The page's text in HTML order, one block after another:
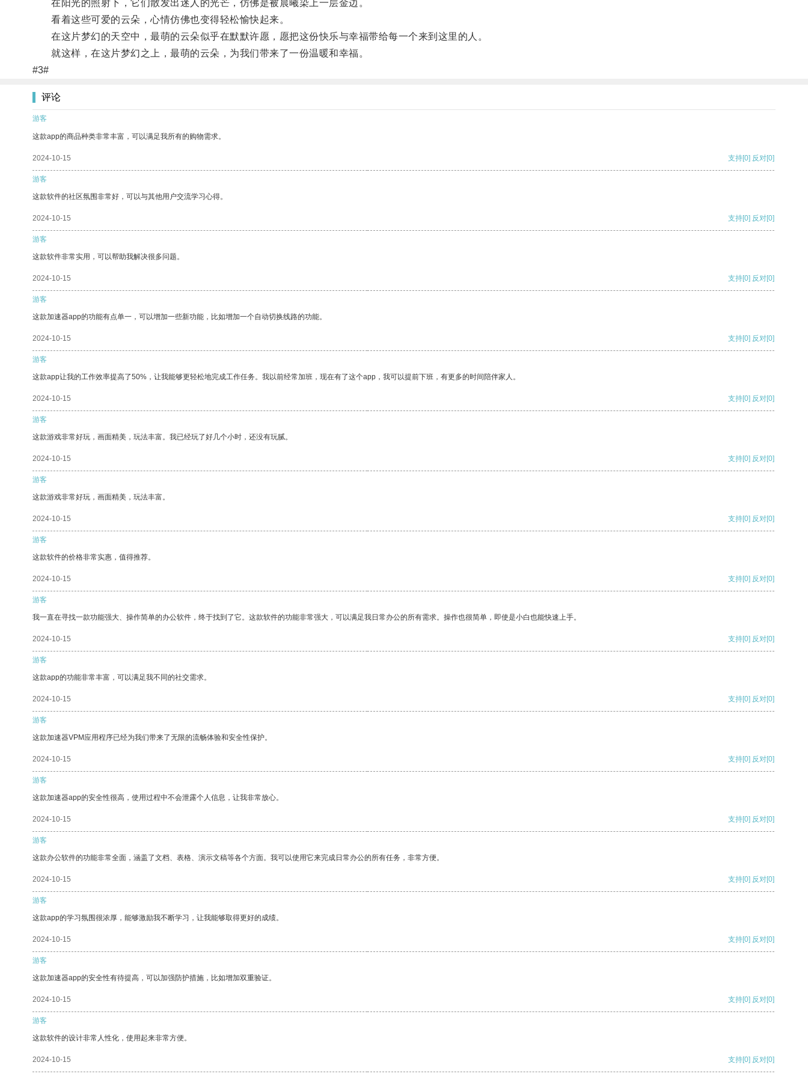
在阳光的照射下，它们散发出迷人的光芒，仿佛是被晨曦染上一层金边。
看着这些可爱的云朵，心情仿佛也变得轻松愉快起来。
在这片梦幻的天空中，最萌的云朵似乎在默默许愿，愿把这份快乐与幸福带给每一个来到这里的人。
就这样，在这片梦幻之上，最萌的云朵，为我们带来了一份温暖和幸福。
#3#
评论
游客
这款app的商品种类非常丰富，可以满足我所有的购物需求。
2024-10-15 支持[0] 反对[0]
游客
这款软件的社区氛围非常好，可以与其他用户交流学习心得。
2024-10-15 支持[0] 反对[0]
游客
这款软件非常实用，可以帮助我解决很多问题。
2024-10-15 支持[0] 反对[0]
游客
这款加速器app的功能有点单一，可以增加一些新功能，比如增加一个自动切换线路的功能。
2024-10-15 支持[0] 反对[0]
游客
这款app让我的工作效率提高了50%，让我能够更轻松地完成工作任务。我以前经常加班，现在有了这个app，我可以提前下班，有更多的时间陪伴家人。
2024-10-15 支持[0] 反对[0]
游客
这款游戏非常好玩，画面精美，玩法丰富。我已经玩了好几个小时，还没有玩腻。
2024-10-15 支持[0] 反对[0]
游客
这款游戏非常好玩，画面精美，玩法丰富。
2024-10-15 支持[0] 反对[0]
游客
这款软件的价格非常实惠，值得推荐。
2024-10-15 支持[0] 反对[0]
游客
我一直在寻找一款功能强大、操作简单的办公软件，终于找到了它。这款软件的功能非常强大，可以满足我日常办公的所有需求。操作也很简单，即使是小白也能快速上手。
2024-10-15 支持[0] 反对[0]
游客
这款app的功能非常丰富，可以满足我不同的社交需求。
2024-10-15 支持[0] 反对[0]
游客
这款加速器VPM应用程序已经为我们带来了无限的流畅体验和安全性保护。
2024-10-15 支持[0] 反对[0]
游客
这款加速器app的安全性很高，使用过程中不会泄露个人信息，让我非常放心。
2024-10-15 支持[0] 反对[0]
游客
这款办公软件的功能非常全面，涵盖了文档、表格、演示文稿等各个方面。我可以使用它来完成日常办公的所有任务，非常方便。
2024-10-15 支持[0] 反对[0]
游客
这款app的学习氛围很浓厚，能够激励我不断学习，让我能够取得更好的成绩。
2024-10-15 支持[0] 反对[0]
游客
这款加速器app的安全性有待提高，可以加强防护措施，比如增加双重验证。
2024-10-15 支持[0] 反对[0]
游客
这款软件的设计非常人性化，使用起来非常方便。
2024-10-15 支持[0] 反对[0]